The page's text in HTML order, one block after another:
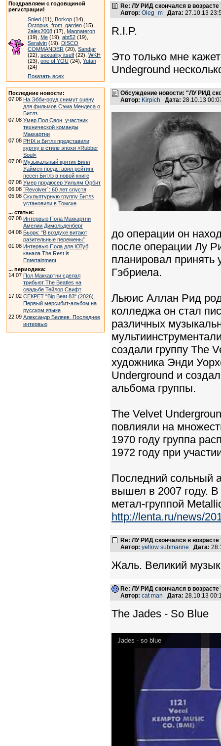
Поздравляем с годовщиной
регистрации!
Snied (11), Borkop (14),
Octopus_from_garden (15),
2alex2008 (17), Magnateron
(19), Me (19), abt52 (19),
Seralvin (19), DISCO
COMMANDER (20), Sandjar
(22), sexuality itself (22), WKH
(23), one of YOU (24), Yutan
(24)
Показать всех
Последние новости:
07.08 На Эбби-роуд снимут сцену
для фильмов Сэма Мендеса о
Битлз
07.08 Умер Пол Свон, участник
технической команды
Маккартни
07.08 PHIX и Битлз представили
куртку в стиле эпохи «Rubber
Soul»
07.08 Музыкальный критик Билл
Уаймен представил рейтинг
песен Битлз в новой книге
07.08 Умер продюсер Уильям Орбит
06.08 `Revolver`: 60 лет спустя
05.08 Скульптурную группу Битлз
установили в Томске
... статьи:
07.08 Интервью Пола Маккартни
Амелии Димольденберг
04.08 Бьорк: “В воздухе витают
разительные перемены”
01.08 Интервью Пола для ЮТуб
канала The Rest is
Entertainment
... периодика:
14.07 Пол Маккартни сделал
трибьют The Beatles на
свадьбе Тейлор Свифт
17.02 СЕКРЕТ "Big Beat 83" (2026).
Первый мерсибит-альбом на
русском языке
22.09 Александр Беляев. Последнее
интервью
Re: ЛУ РИД скончался в возрасте
Автор: Oleg_m Дата: 27.10.13
R.I.P.
Это только мне
Undeground
Обсуждение новости: "ЛУ РИД
Автор: Kirpich Дата: 28.10.13
до операции он
после операции Лу
планировал принять
Гэбриела.
Льюис Аллан Рид
колледжа он стал
различных
создали группу The
художника Энди
Underground и
альбома группы.
The Velvet
повлияли на
1970 году группа
1972 году при
Последний сольный
вышел в 2007 году. В
метал-группой
http://lenta.ru/news/
Re: ЛУ РИД скончался в возрасте
Автор: yellow submarine Дата:
Жаль. Великий
Re: ЛУ РИД скончался в возрасте
Автор: cat man Дата: 28.10.13
The Jades - So Blue
Jades - so blue